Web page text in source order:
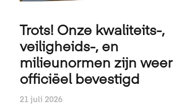
Trots! Onze kwaliteits-,
veiligheids-, en
milieunormen zijn weer
officiëel bevestigd
21 juli 2026